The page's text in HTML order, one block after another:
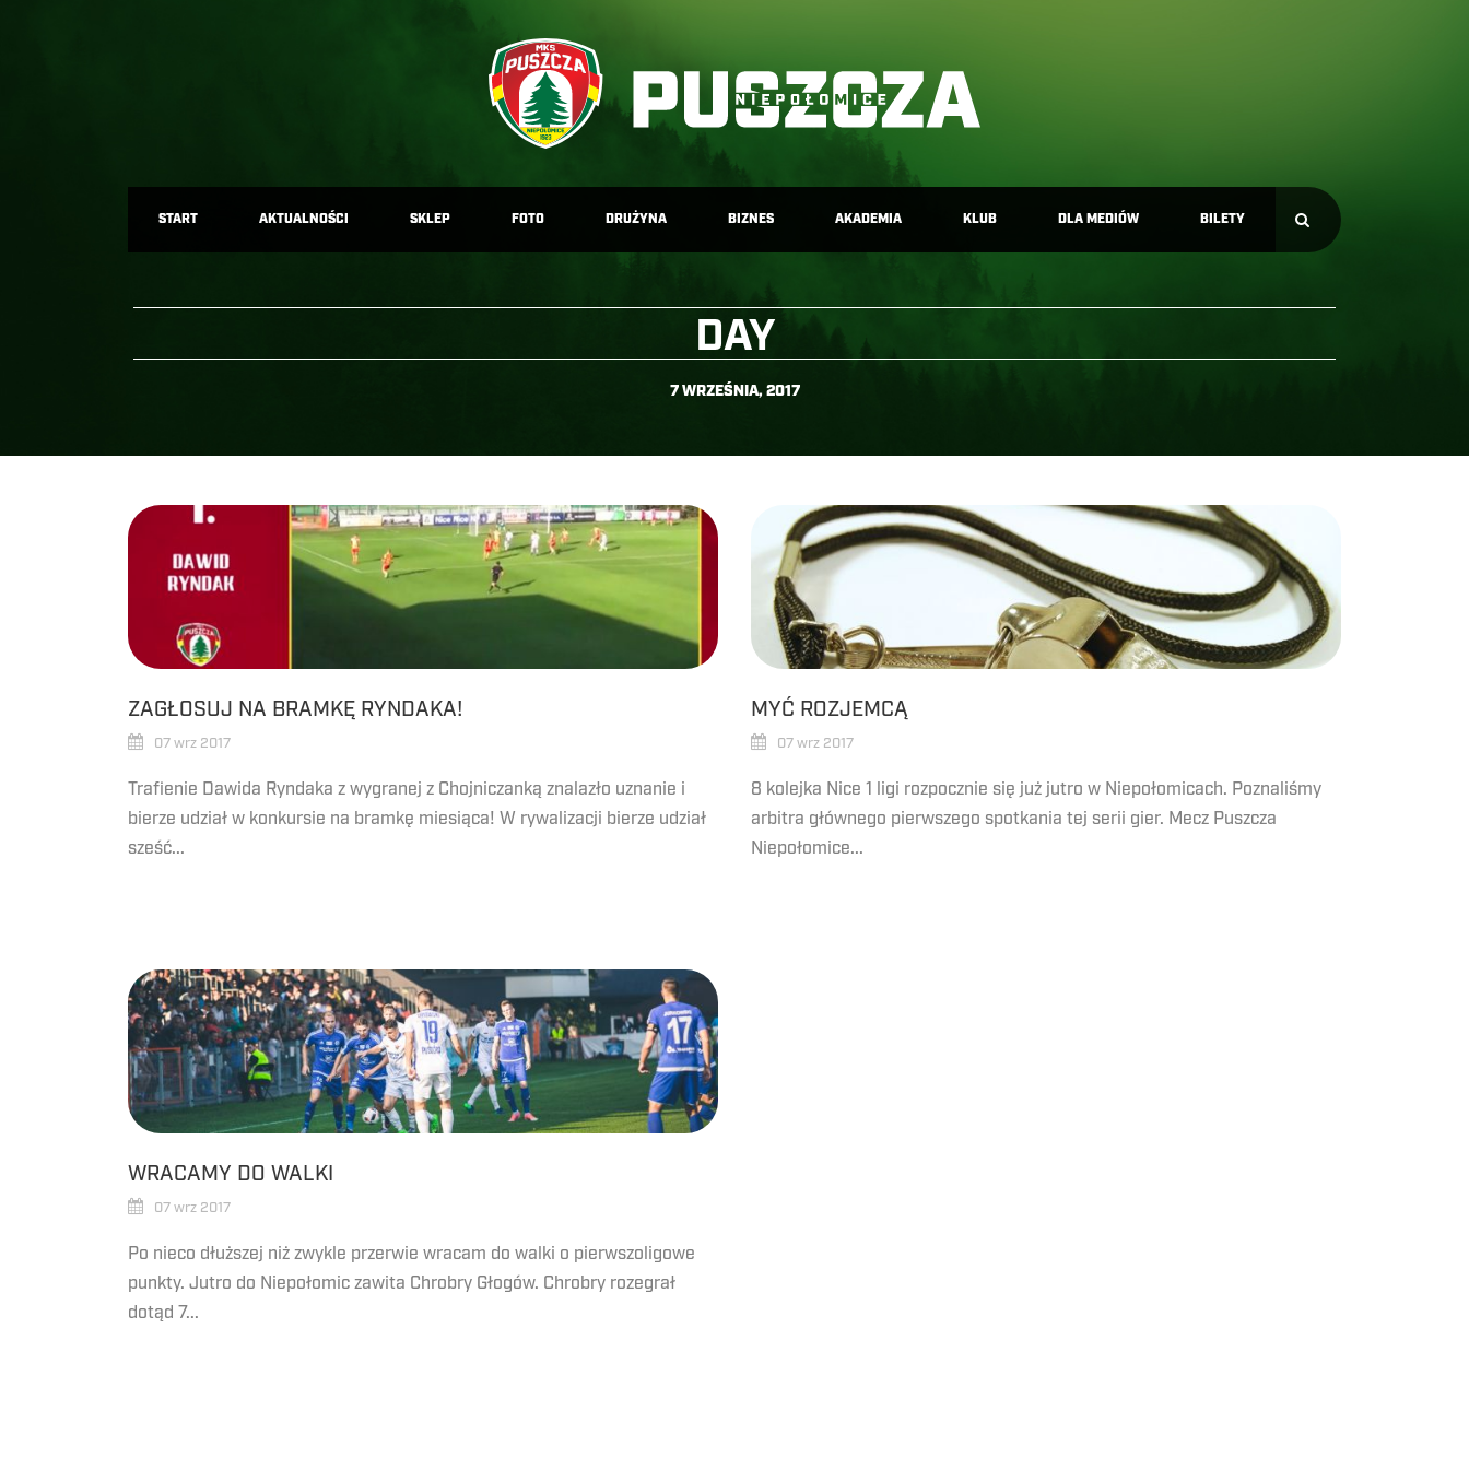
START AKTUALNOŚCI SKLEP FOTO DRUŻYNA BIZNES AKADEMIA KLUB DLA MEDIÓW BILETY
DAY
7 WRZEŚNIA, 2017
ZAGŁOSUJ NA BRAMKĘ RYNDAKA!
07 wrz 2017
Trafienie Dawida Ryndaka z wygranej z Chojniczanką znalazło uznanie i
bierze udział w konkursie na bramkę miesiąca! W rywalizacji bierze udział
sześć...
MYĆ ROZJEMCĄ
07 wrz 2017
8 kolejka Nice 1 ligi rozpocznie się już jutro w Niepołomicach. Poznaliśmy
arbitra głównego pierwszego spotkania tej serii gier. Mecz Puszcza
Niepołomice...
WRACAMY DO WALKI
07 wrz 2017
Po nieco dłuższej niż zwykle przerwie wracam do walki o pierwszoligowe
punkty. Jutro do Niepołomic zawita Chrobry Głogów. Chrobry rozegrał
dotąd 7...